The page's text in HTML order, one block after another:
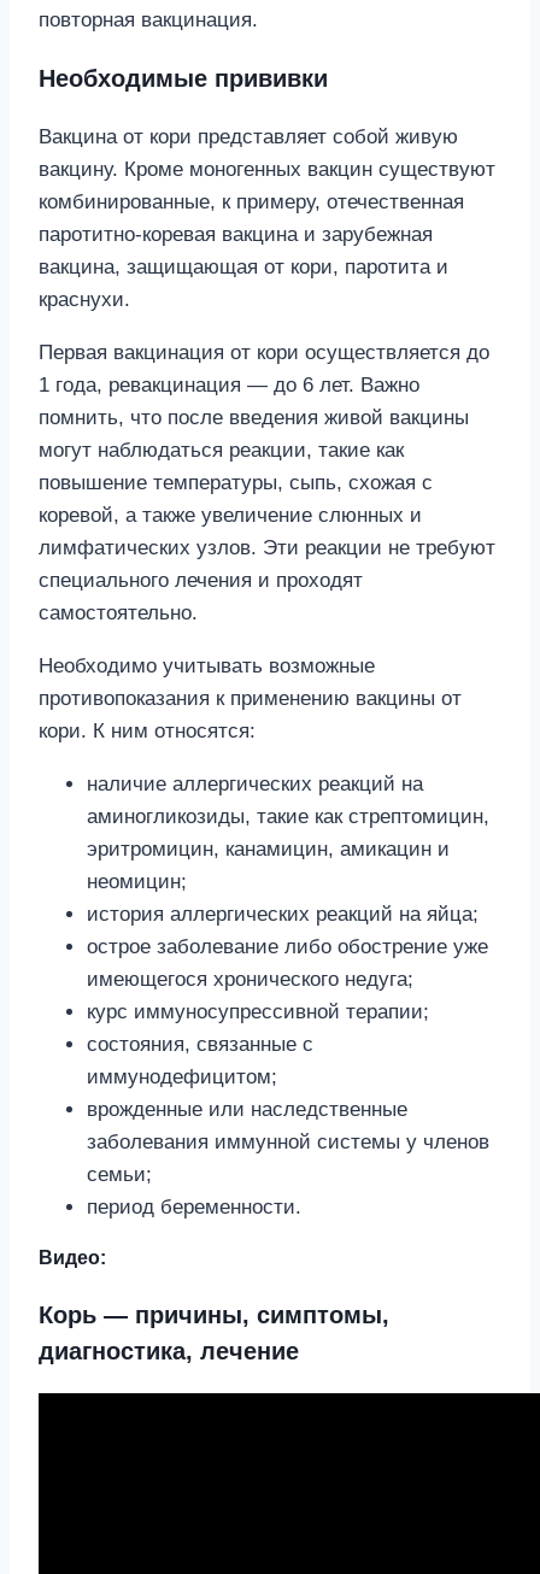
повторная вакцинация.
Необходимые прививки
Вакцина от кори представляет собой живую
вакцину. Кроме моногенных вакцин существуют
комбинированные, к примеру, отечественная
паротитно-коревая вакцина и зарубежная
вакцина, защищающая от кори, паротита и
краснухи.
Первая вакцинация от кори осуществляется до
1 года, ревакцинация — до 6 лет. Важно
помнить, что после введения живой вакцины
могут наблюдаться реакции, такие как
повышение температуры, сыпь, схожая с
коревой, а также увеличение слюнных и
лимфатических узлов. Эти реакции не требуют
специального лечения и проходят
самостоятельно.
Необходимо учитывать возможные
противопоказания к применению вакцины от
кори. К ним относятся:
наличие аллергических реакций на
аминогликозиды, такие как стрептомицин,
эритромицин, канамицин, амикацин и
неомицин;
история аллергических реакций на яйца;
острое заболевание либо обострение уже
имеющегося хронического недуга;
курс иммуносупрессивной терапии;
состояния, связанные с
иммунодефицитом;
врожденные или наследственные
заболевания иммунной системы у членов
семьи;
период беременности.
Видео:
Корь — причины, симптомы,
диагностика, лечение